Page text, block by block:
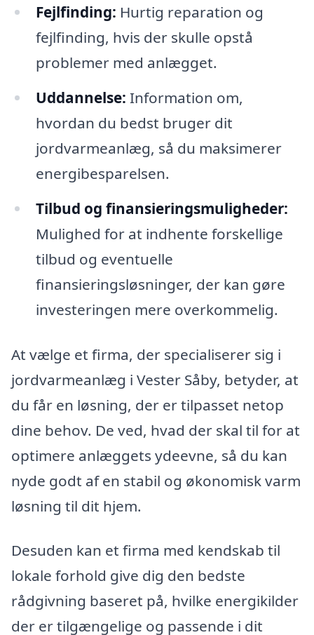
Fejlfinding: Hurtig reparation og
fejlfinding, hvis der skulle opstå
problemer med anlægget.
Uddannelse: Information om,
hvordan du bedst bruger dit
jordvarmeanlæg, så du maksimerer
energibesparelsen.
Tilbud og finansieringsmuligheder:
Mulighed for at indhente forskellige
tilbud og eventuelle
finansieringsløsninger, der kan gøre
investeringen mere overkommelig.
At vælge et firma, der specialiserer sig i
jordvarmeanlæg i Vester Såby, betyder, at
du får en løsning, der er tilpasset netop
dine behov. De ved, hvad der skal til for at
optimere anlæggets ydeevne, så du kan
nyde godt af en stabil og økonomisk varm
løsning til dit hjem.
Desuden kan et firma med kendskab til
lokale forhold give dig den bedste
rådgivning baseret på, hvilke energikilder
der er tilgængelige og passende i dit